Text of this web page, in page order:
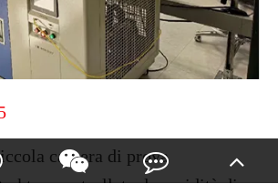
camera di prova